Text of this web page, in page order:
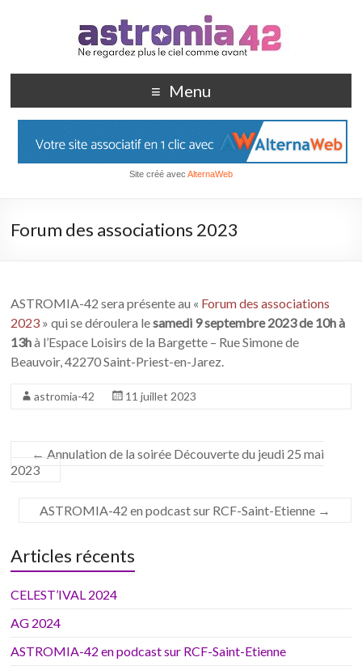
Menu
Site créé avec AlternaWeb
Forum des associations 2023
ASTROMIA-42 sera présente au « Forum des associations
2023 » qui se déroulera lesamedi 9 septembre 2023 de 10h à
13hà l’Espace Loisirs de la Bargette – Rue Simone de
Beauvoir, 42270 Saint-Priest-en-Jarez.
astromia-42 11 juillet 2023
← Annulation de la soirée Découverte du jeudi 25 mai
2023
ASTROMIA-42 en podcast sur RCF-Saint-Etienne →
Articles récents
CELEST’IVAL 2024
AG 2024
ASTROMIA-42 en podcast sur RCF-Saint-Etienne